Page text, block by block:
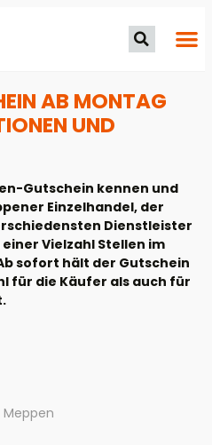
AB MONTAG
UND
Gutschein kennen und
Einzelhandel, der
Dienstleister
Vielzahl Stellen im
sofort hält der Gutschein
für die Käufer als auch für
Meppen